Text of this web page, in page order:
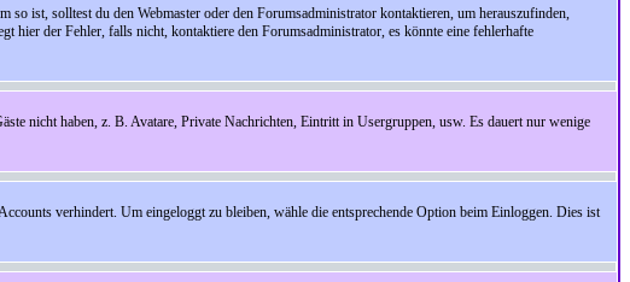
ist, solltest du den Webmaster oder den Forumsadministrator kontaktieren, um herauszufinden,
hier der Fehler, falls nicht, kontaktiere den Forumsadministrator, es könnte eine fehlerhafte
nicht haben, z. B. Avatare, Private Nachrichten, Eintritt in Usergruppen, usw. Es dauert nur wenige
verhindert. Um eingeloggt zu bleiben, wähle die entsprechende Option beim Einloggen. Dies ist